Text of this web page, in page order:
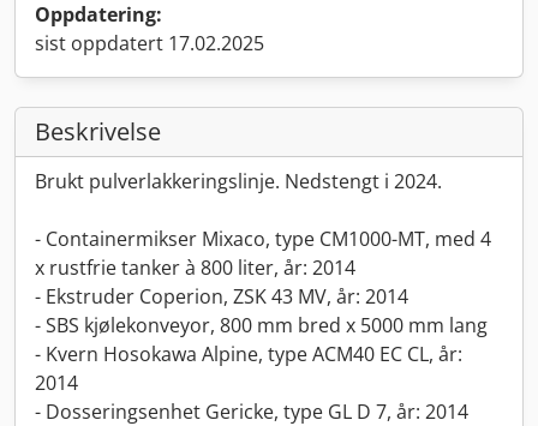
Oppdatering:
sist oppdatert 17.02.2025
Beskrivelse
Brukt pulverlakkeringslinje. Nedstengt i 2024.
- Containermikser Mixaco, type CM1000-MT, med 4
x rustfrie tanker à 800 liter, år: 2014
- Ekstruder Coperion, ZSK 43 MV, år: 2014
- SBS kjølekonveyor, 800 mm bred x 5000 mm lang
- Kvern Hosokawa Alpine, type ACM40 EC CL, år:
2014
- Dosseringsenhet Gericke, type GL D 7, år: 2014